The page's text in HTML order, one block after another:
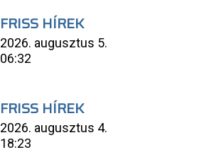
FRISS HÍREK
2026. augusztus 5.
06:32
FRISS HÍREK
2026. augusztus 4.
18:23